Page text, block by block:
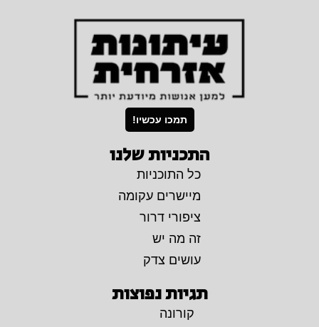
תמכו עכשיו!
התכניות שלנו
כל התוכניות
מיישרים עקומה
ציפורי דרור
זה מה יש
עושים צדק
תגיות נפוצות
קורונה